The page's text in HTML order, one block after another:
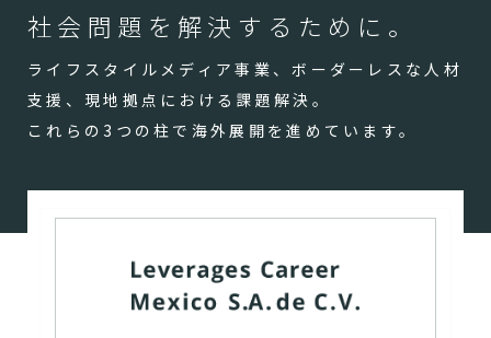
社会問題を解決するために。
ライフスタイルメディア事業、ボーダーレスな人材
支援、現地拠点における課題解決。
これらの3つの柱で海外展開を進めています。